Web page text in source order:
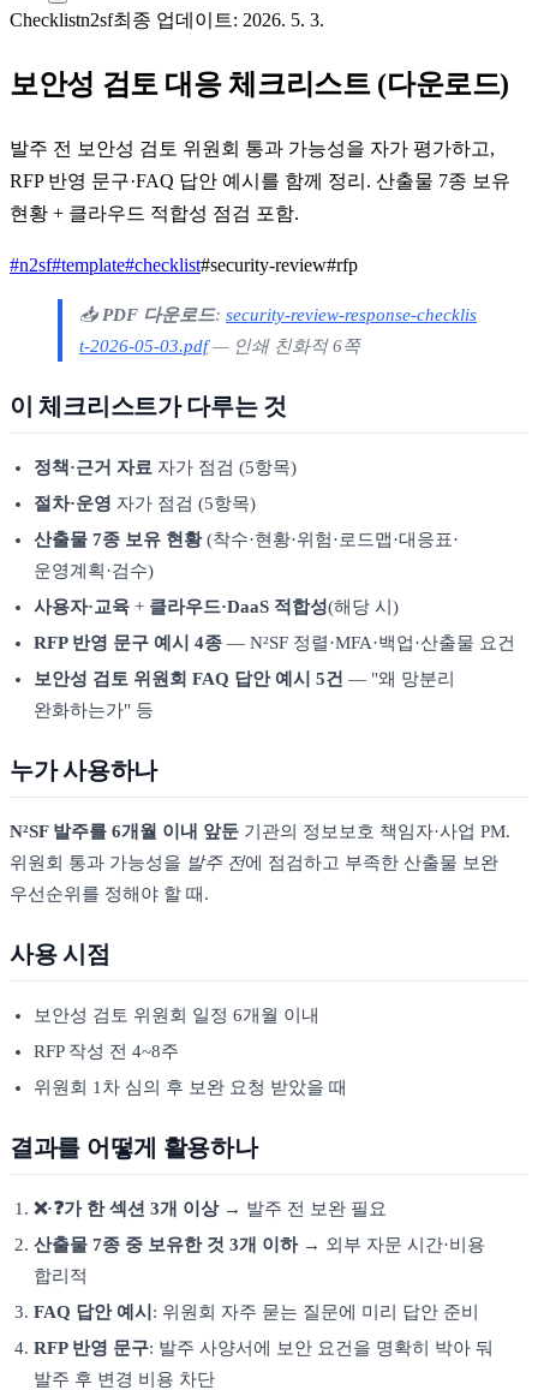
Checklistn2sf최종 업데이트: 2026. 5. 3.
보안성 검토 대응 체크리스트 (다운로드)
발주 전 보안성 검토 위원회 통과 가능성을 자가 평가하고,
RFP 반영 문구·FAQ 답안 예시를 함께 정리. 산출물 7종 보유
현황 + 클라우드 적합성 점검 포함.
#n2sf#template#checklist#security-review#rfp
📥PDF 다운로드: security-review-response-checklis
t-2026-05-03.pdf— 인쇄 친화적 6쪽
이 체크리스트가 다루는 것
정책·근거 자료 자가 점검 (5항목)
절차·운영 자가 점검 (5항목)
산출물 7종 보유 현황(착수·현황·위험·로드맵·대응표·
운영계획·검수)
사용자·교육 + 클라우드·DaaS 적합성(해당 시)
RFP 반영 문구 예시 4종 — N²SF 정렬·MFA·백업·산출물 요건
보안성 검토 위원회 FAQ 답안 예시 5건 — "왜 망분리
완화하는가" 등
누가 사용하나
N²SF 발주를 6개월 이내 앞둔 기관의 정보보호 책임자·사업 PM.
위원회 통과 가능성을 발주 전에 점검하고 부족한 산출물 보완
우선순위를 정해야 할 때.
사용 시점
보안성 검토 위원회 일정 6개월 이내
RFP 작성 전 4~8주
위원회 1차 심의 후 보완 요청 받았을 때
결과를 어떻게 활용하나
❌·❓가 한 섹션 3개 이상→ 발주 전 보완 필요
산출물 7종 중 보유한 것 3개 이하→ 외부 자문 시간·비용
합리적
FAQ 답안 예시 : 위원회 자주 묻는 질문에 미리 답안 준비
RFP 반영 문구: 발주 사양서에 보안 요건을 명확히 박아 둬
발주 후 변경 비용 차단